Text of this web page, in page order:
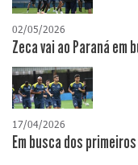
02/05/2026
Zeca vai ao Paraná
17/04/2026
​Em busca dos